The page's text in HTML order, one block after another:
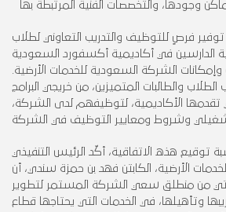
فرصٍ للتوظيف والتدريب التعاوني لطلاب
الدارسين في أكاديمية أكسفورد السعودية
الشركة السعودية للخدمات الأرضية.
والطالبات المتميزين، من خريجي البرامج
تقدمها الأكاديمية، لتوظيفهم لدى الشركة،
توقيع هذه الاتفاقية، أكّد الرئيس التنفيذي
الأرضية، الكابتن فهد بن حمزة سندي، أن
من منطلق سعي الشركة المستمر لتطوير
وتأهيلها، في الخدمات التي يحتاجها قطاع